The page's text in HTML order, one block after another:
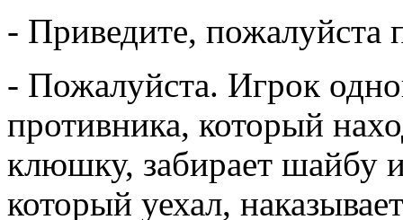
- Приведите, пожалуйста
- Пожалуйста. Игрок
противника, который
клюшку, забирает шайбу и
который уехал,